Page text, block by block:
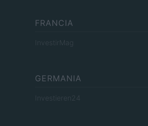
FRANCIA
InvestirMag
GERMANIA
Investieren24